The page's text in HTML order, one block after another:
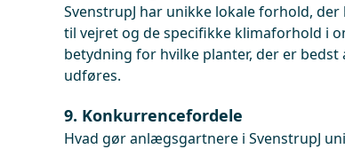
SvenstrupJ har unikke lokale forhold,
til vejret og de specifikke klimaforhold i
betydning for hvilke planter, der er
udføres.
9. Konkurrencefordele
Hvad gør anlægsgartnere i SvenstrupJ